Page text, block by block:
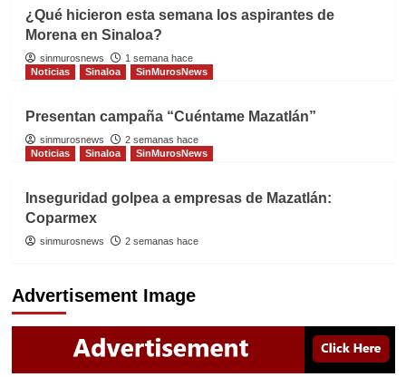
¿Qué hicieron esta semana los aspirantes de
Morena en Sinaloa?
sinmurosnews
1 semana hace
Noticias
Sinaloa SinMurosNews
Presentan campaña “Cuéntame Mazatlán”
sinmurosnews
2 semanas hace
Noticias
Sinaloa SinMurosNews
Inseguridad golpea a empresas de Mazatlán:
Coparmex
sinmurosnews 2 semanas hace
Advertisement Image